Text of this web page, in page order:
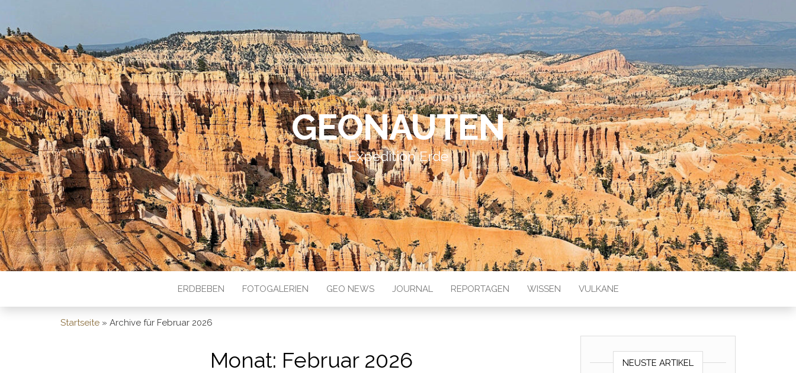
GEONAUTEN
Expedition Erde
ERDBEBEN FOTOGALERIEN GEO NEWS JOURNAL REPORTAGEN WISSEN VULKANE
Startseite » Archive für Februar 2026
Monat: Februar 2026 NEUSTE ARTIKEL